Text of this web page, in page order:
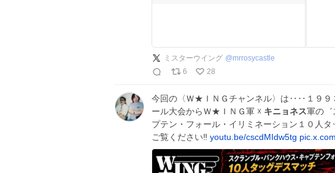
ミスターウイング @mrrosycastle
6
28
今回の〈Ｗ★ＩＮＧチャンネル〉は‥‥１９９
ール大会からＷ★ＩＮＧ軍 ☓ キニョネス軍の゛
プテン・フォール・イリミネーション１０人
ご覧ください‼️ youtu.be/cscdMIdw5tg